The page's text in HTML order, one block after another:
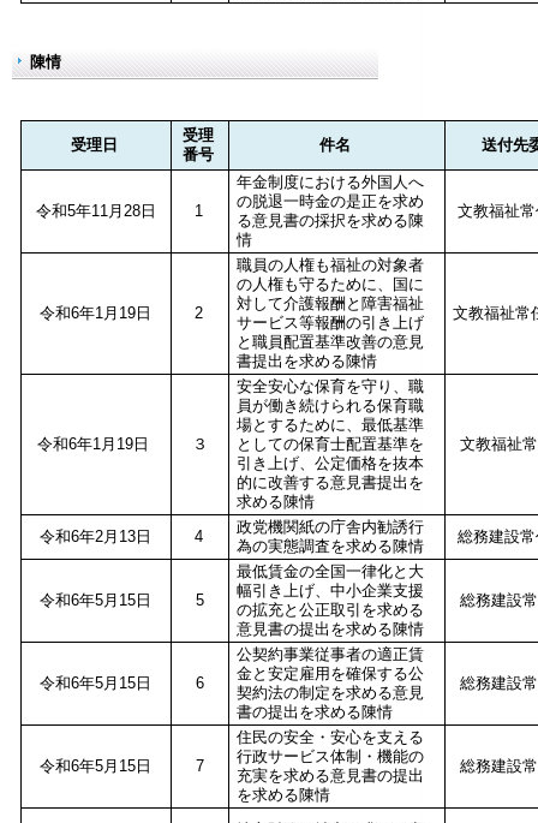
陳情
受理日
受理
番号
件名 送付先
令和5年11月28日 1
年金制度における外国人へ
の脱退一時金の是正を求め
る意見書の採択を求める陳
情
文教福祉
令和6年1月19日 2
職員の人権も福祉の対象者
の人権も守るために、国に
対して介護報酬と障害福祉
サービス等報酬の引き上げ
と職員配置基準改善の意見
書提出を求める陳情
文教福祉
令和6年1月19日 ３
安全安心な保育を守り、職
員が働き続けられる保育職
場とするために、最低基準
としての保育士配置基準を
引き上げ、公定価格を抜本
的に改善する意見書提出を
求める陳情
文教福祉
令和6年2月13日 4
政党機関紙の庁舎内勧誘行
為の実態調査を求める陳情
総務建設
令和6年5月15日 5
最低賃金の全国一律化と大
幅引き上げ、中小企業支援
の拡充と公正取引を求める
意見書の提出を求める陳情
総務建設
令和6年5月15日 6
公契約事業従事者の適正賃
金と安定雇用を確保する公
契約法の制定を求める意見
書の提出を求める陳情
総務建設
令和6年5月15日 7
住民の安全・安心を支える
行政サービス体制・機能の
充実を求める意見書の提出
を求める陳情
総務建設